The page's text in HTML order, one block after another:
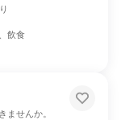
飲食
ませんか。